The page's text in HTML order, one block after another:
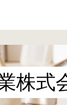
株